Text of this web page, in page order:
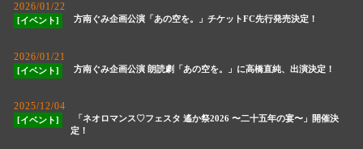
2026/01/22
[イベント] 方南ぐみ企画公演「あの空を。」チケットFC先行発売決定！
2026/01/21
[イベント] 方南ぐみ企画公演 朗読劇「あの空を。」に高橋直純、出演決定！
2025/12/04
[イベント]
「ネオロマンス♡フェスタ 遙か祭2026 〜二十五年の宴〜」開催決
定！